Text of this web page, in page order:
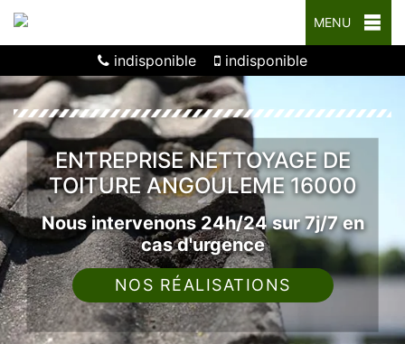
MENU
indisponible indisponible
ENTREPRISE NETTOYAGE DE
TOITURE ANGOULEME 16000
Nous intervenons 24h/24 sur 7j/7 en
cas d'urgence
NOS RÉALISATIONS